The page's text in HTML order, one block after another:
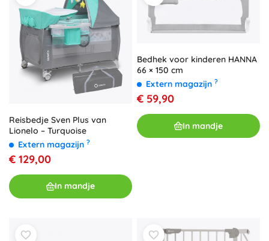
Reisbedje Sven Plus van
Lionelo – Turquoise
Extern magazijn ?
€ 129,00
In mandje
Bedhek voor kinderen HANNA
66 × 150 cm
Extern magazijn ?
€ 59,90
In mandje